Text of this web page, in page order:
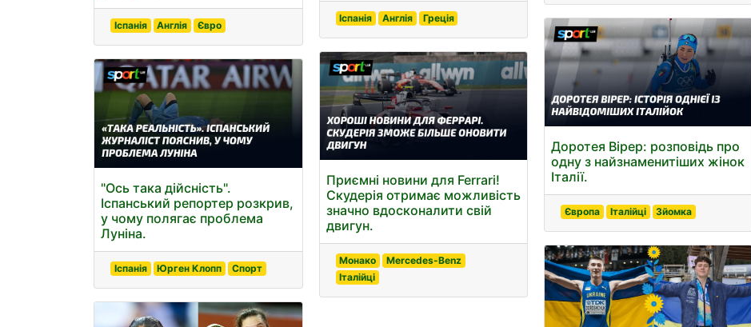
Іспанія Англія Євро
"Ось така дійсність".
Іспанський репортер розкрив,
у чому полягає проблема
Луніна.
Іспанія Юрген Клопп Спорт
Іспанія Англія Греція
Приємні новини для Ferrari!
Скудерія отримає можливість
значно вдосконалити свій
двигун.
Монако
Mercedes-Benz
Італійці
Доротея Вірер: розповідь про
одну з найзнаменитіших жінок
Італії.
Європа Італійці Зйомка